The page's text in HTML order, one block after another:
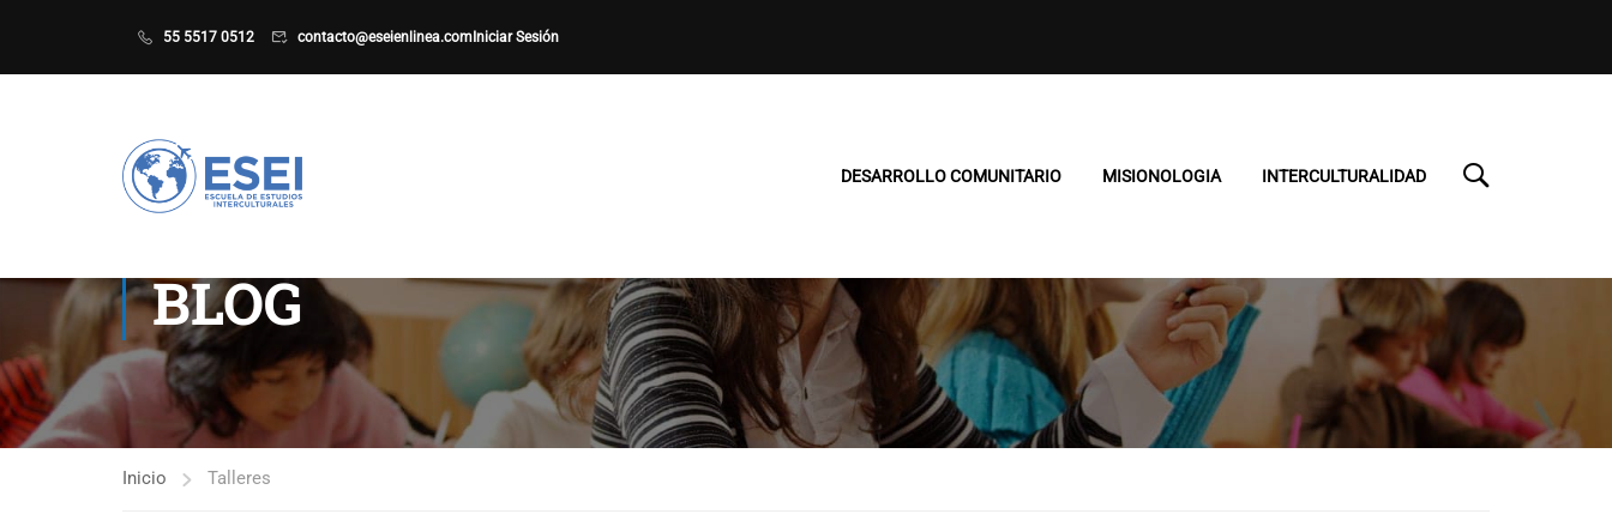
55 5517 0512 contacto@eseienlinea.com Iniciar Sesión
DESARROLLO COMUNITARIO MISIONOLOGIA INTERCULTURALIDAD
BLOG
Inicio Talleres